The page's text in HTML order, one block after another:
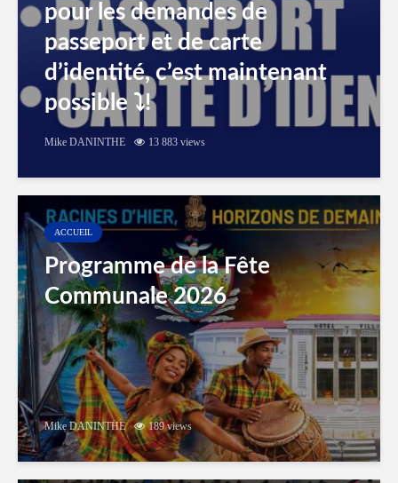
pour les demandes de
passeport et de carte
d’identité, c’est maintenant
possible ⤵️!
Mike DANINTHE 13 883 views
ACCUEIL
Programme de la Fête
Communale 2026
Mike DANINTHE 189 views